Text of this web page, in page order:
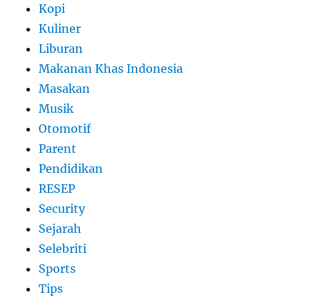
Kopi
Kuliner
Liburan
Makanan Khas Indonesia
Masakan
Musik
Otomotif
Parent
Pendidikan
RESEP
Security
Sejarah
Selebriti
Sports
Tips